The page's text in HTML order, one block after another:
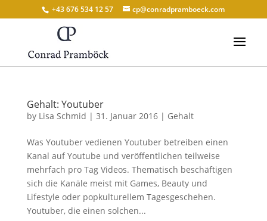
+43 676 534 12 57 cp@conradpramboeck.com
Gehalt: Youtuber
by Lisa Schmid | 31. Januar 2016| Gehalt
Was Youtuber vedienen Youtuber betreiben einen
Kanal auf Youtube und veröffentlichen teilweise
mehrfach pro Tag Videos. Thematisch beschäftigen
sich die Kanäle meist mit Games, Beauty und
Lifestyle oder popkulturellem Tagesgeschehen.
Youtuber, die einen solchen...